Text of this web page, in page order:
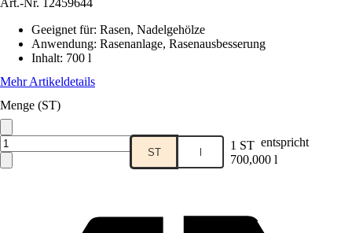
Art.-Nr.
12459644
Geeignet für: Rasen, Nadelgehölze
Anwendung: Rasenanlage, Rasenausbesserung
Inhalt: 700 l
Mehr Artikeldetails
Menge (ST)
ST l 1 ST entspricht
700,000 l